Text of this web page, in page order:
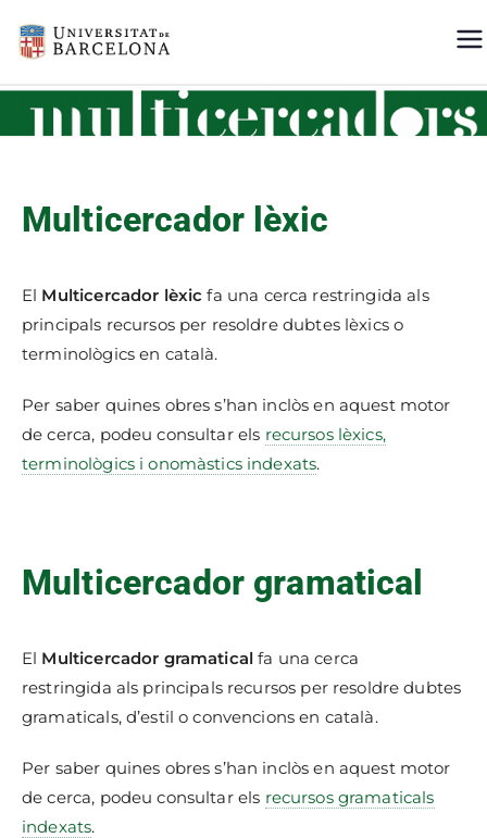
Multicercador
Multicercadors de la Universitat de
Barcelona
Multicercador lèxic
El Multicercador lèxic fa una cerca restringida als
principals recursos per resoldre dubtes lèxics o
terminològics en català.
Per saber quines obres s’han inclòs en aquest motor
de cerca, podeu consultar els recursos lèxics,
terminològics i onomàstics indexats.
Multicercador gramatical
El Multicercador gramaticalfa una cerca
restringida als principals recursos per resoldre dubtes
gramaticals, d’estil o convencions en català.
Per saber quines obres s’han inclòs en aquest motor
de cerca, podeu consultar els recursos gramaticals
indexats.